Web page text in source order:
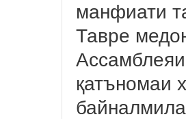
манфиати
Тавре
қатъномаи